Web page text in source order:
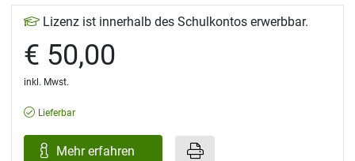
Lizenz ist innerhalb des Schulkontos erwerbbar.
€ 50,00
inkl. Mwst.
Lieferbar
Mehr erfahren